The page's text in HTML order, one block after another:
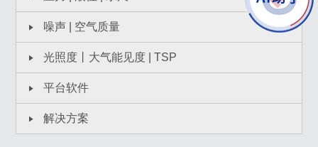
噪声 | 空气质量
光照度丨大气能见度 | TSP
平台软件
解决方案